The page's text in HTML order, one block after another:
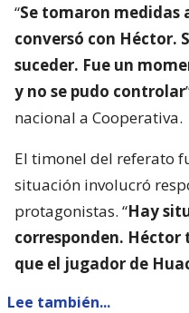
“Se tomaron medidas
conversó con Héctor.
suceder. Fue un
y no se pudo controlar
nacional a Cooperativa.
El timonel del referato
situación involucró
protagonistas. “Hay
corresponden. Héctor
que el jugador de
Lee también...